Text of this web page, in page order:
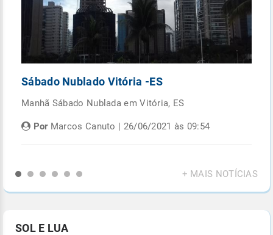
Sábado Nublado Vitória -ES
Manhã Sábado Nublada em Vitória, ES
PorMarcos Canuto | 26/06/2021 às 09:54
+ MAIS NOTÍCIAS
SOL E LUA